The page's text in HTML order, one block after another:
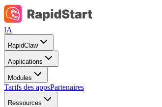
IA
RapidClaw
Applications
Modules
Tarifs des appsPartenaires
Ressources